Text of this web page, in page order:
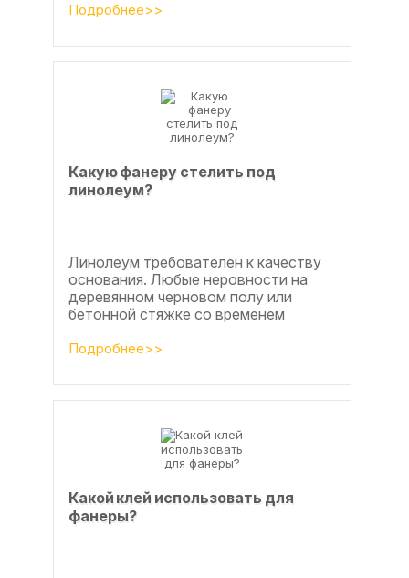
по деревянным лагам или...
Подробнее>>
Какую фанеру стелить под
линолеум?
Линолеум требователен к качеству
основания. Любые неровности на
деревянном черновом полу или
бетонной стяжке со временем
Подробнее>>
Какой клей использовать для
фанеры?